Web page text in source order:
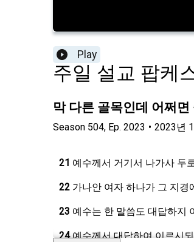
Play
주일 설교 팝케
막 다른 골목인데 어쩌면
Season 504, Ep. 2023 • 2023년
21 예수께서 거기서 나가사 두
22 가나안 여자 하나가 그 지
23 예수는 한 말씀도 대답하지
24예수께서 대답하여 이르시